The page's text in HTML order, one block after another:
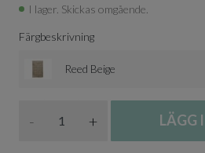
I lager. Skickas omgående.
Färgbeskrivning
Reed Beige
- + LÄGG